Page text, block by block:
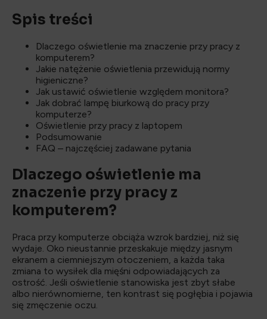
Spis treści
Dlaczego oświetlenie ma znaczenie przy pracy z
komputerem?
Jakie natężenie oświetlenia przewidują normy
higieniczne?
Jak ustawić oświetlenie względem monitora?
Jak dobrać lampę biurkową do pracy przy
komputerze?
Oświetlenie przy pracy z laptopem
Podsumowanie
FAQ – najczęściej zadawane pytania
Dlaczego oświetlenie ma
znaczenie przy pracy z
komputerem?
Praca przy komputerze obciąża wzrok bardziej, niż się
wydaje. Oko nieustannie przeskakuje między jasnym
ekranem a ciemniejszym otoczeniem, a każda taka
zmiana to wysiłek dla mięśni odpowiadających za
ostrość. Jeśli oświetlenie stanowiska jest zbyt słabe
albo nierównomierne, ten kontrast się pogłębia i pojawia
się zmęczenie oczu.